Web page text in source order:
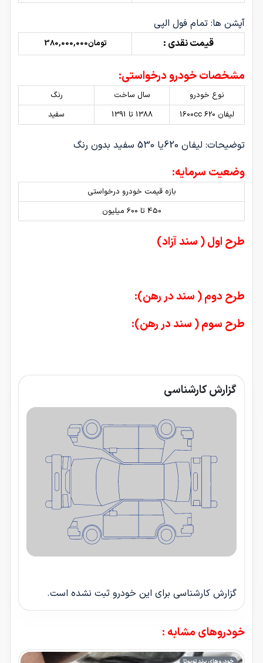
آپشن ها: تمام فول الپی
قیمت نقدی :
تومان380,000,000
مشخصات خودرو درخواستی:
نوع خودرو سال ساخت
رنگ
لیفان 620 1600cc
1388 تا 1391 سفید
توضیحات: لیفان 620یا 530 سفید بدون رنگ
وضعیت سرمایه:
بازه قیمت خودرو درخواستی
450 تا 600 میلیون
طرح اول ( سند آزاد)
طرح دوم ( سند در رهن):
طرح سوم ( سند در رهن):
گزارش کارشناسی
گزارش کارشناسی برای این خودرو ثبت نشده است.
خودروهای مشابه :